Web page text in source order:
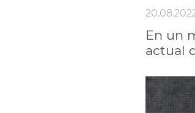
En un
actual